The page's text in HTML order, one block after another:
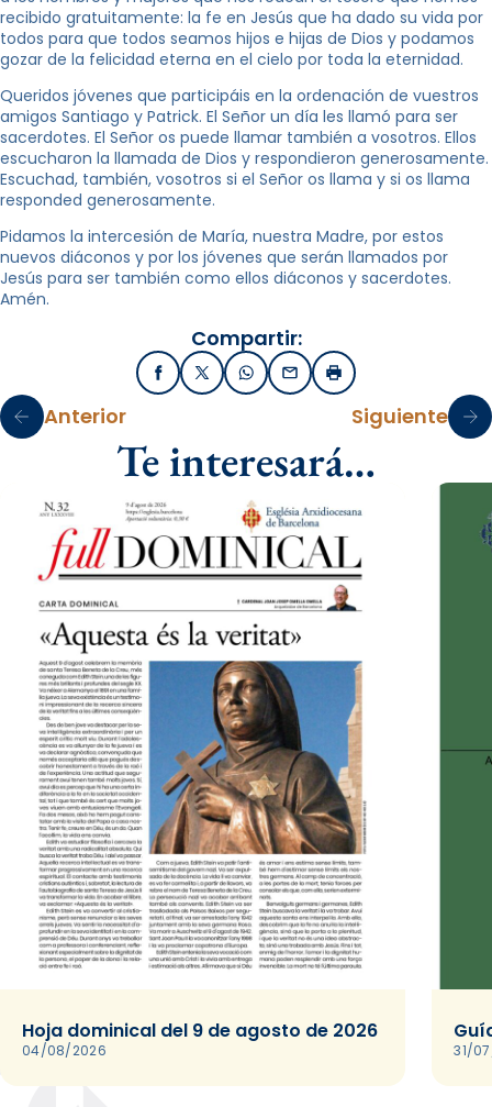
recibido gratuitamente: la fe en Jesús que ha dado su vida por
todos para que todos seamos hijos e hijas de Dios y podamos
gozar de la felicidad eterna en el cielo por toda la eternidad.
Queridos jóvenes que participáis en la ordenación de vuestros
amigos Santiago y Patrick. El Señor un día les llamó para ser
sacerdotes. El Señor os puede llamar también a vosotros. Ellos
escucharon la llamada de Dios y respondieron generosamente.
Escuchad, también, vosotros si el Señor os llama y si os llama
responded generosamente.
Pidamos la intercesión de María, nuestra Madre, por estos
nuevos diáconos y por los jóvenes que serán llamados por
Jesús para ser también como ellos diáconos y sacerdotes.
Amén.
Compartir:
FacebookX / TwitterWhatsApp
EmailImprimir
Anterior Siguiente
Te interesará…
Hoja dominical del 9 de agosto de 2026
04/08/2026 31/